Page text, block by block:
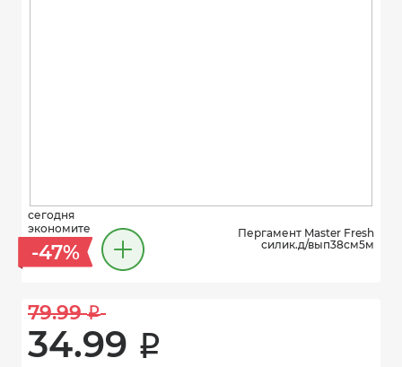
сегодня
экономите
-47%
Пергамент Master Fresh
силик.д/вып38см5м
79.99 i
34.99 i